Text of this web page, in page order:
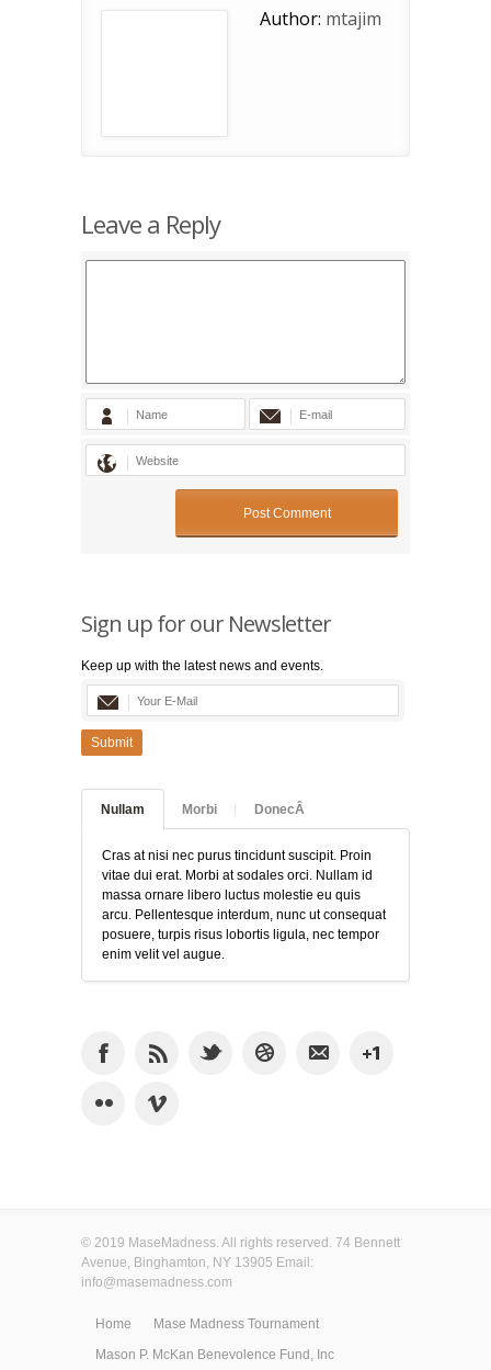
Author: mtajim
Leave a Reply
Sign up for our Newsletter
Keep up with the latest news and events.
Submit
Nullam Morbi DonecÂ
Cras at nisi nec purus tincidunt suscipit. Proin
vitae dui erat. Morbi at sodales orci. Nullam id
massa ornare libero luctus molestie eu quis
arcu. Pellentesque interdum, nunc ut consequat
posuere, turpis risus lobortis ligula, nec tempor
enim velit vel augue.
© 2019 MaseMadness. All rights reserved. 74 Bennett
Avenue, Binghamton, NY 13905 Email:
info@masemadness.com
Home
Mase Madness Tournament
Mason P. McKan Benevolence Fund, Inc